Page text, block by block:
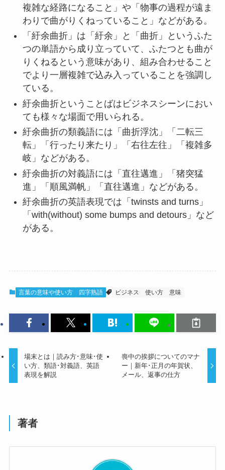
複雑な経路になること」や「物事の過程が遠ま
わりで曲がりくねっていること」などがある。
「紆余曲折」は「紆余」と「曲折」というふた
つの単語から成り立っていて、ふたつとも曲が
りくねるという意味があり、組み合わせること
でより一層複雑で込み入っていることを強調し
ている。
紆余曲折ということばはビジネスシーンにおい
ても様々な場面で用いられる。
紆余曲折の類義語には「曲折浮沈」「二転三
転」「行ったり来たり」「右往左往」「複雑多
岐」などがある。
紆余曲折の対義語には「直往邁進」「猪突猛
進」「順風満帆」「直往邁進」などがある。
紆余曲折の英語表現では「twinsts and turns」
「with(without) some bumps and detours」など
がある。
言葉の意味や使い方 四字熟語 ビジネス 使い方 意味
場末とは｜読み方･意味･使
い方、類語･対義語、英語
表現を解説
喪中の挨拶についてのマナ
ー｜新年･正月の年賀状、
メール、返事の仕方
著者